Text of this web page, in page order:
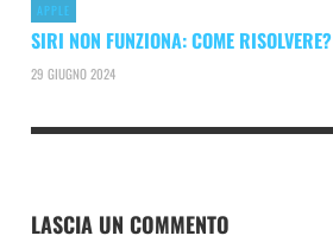
APPLE
SIRI NON FUNZIONA: COME RISOLVERE?
29 GIUGNO 2024
LASCIA UN COMMENTO